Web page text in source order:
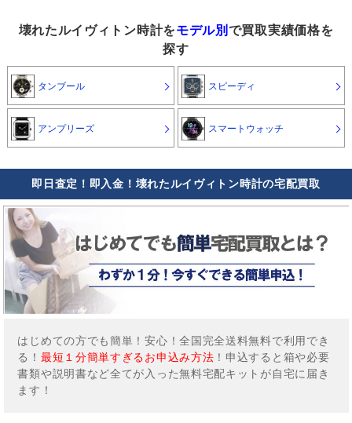
壊れたルイヴィトン時計をモデル別 で買取実績価格を
探す
タンブール スピーディ
アンプリーズ スマートウォッチ
即日査定！即入金！壊れたルイヴィトン時計の宅配買取
はじめての方でも簡単！安心！全国完全送料無料で利用でき
る！ 最短１分簡単すぎるお申込み方法 ！申込すると箱や必要
書類や説明書など全てが入った無料宅配キットが自宅に届き
ます！